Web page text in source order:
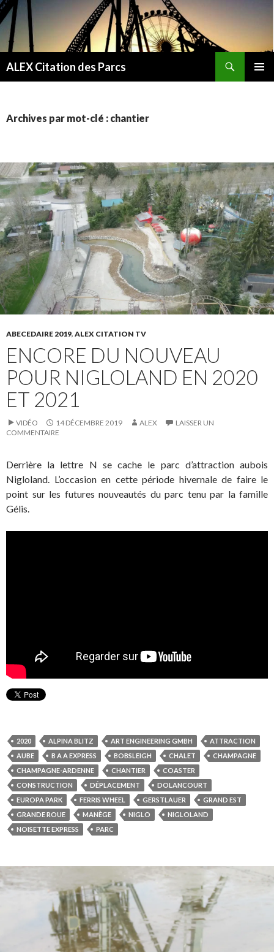
ALEX Citation des Parcs
Archives par mot-clé : chantier
ABECEDAIRE 2019, ALEX CITATION TV
ENCORE DU NOUVEAU
POUR NIGLOLAND EN 2020
ET 2021
VIDÉO 14 DÉCEMBRE 2019 ALEX
LAISSER UN
COMMENTAIRE
Derrière la lettre N se cache le parc d’attraction aubois
Nigloland. L’occasion en cette période hivernale de faire le
point sur les futures nouveautés du parc tenu par la famille
Gélis.
2020 ALPINA BLITZ ART ENGINEERING GMBH
ATTRACTION
AUBE
B A A EXPRESS BOBSLEIGH CHALET
CHAMPAGNE
CHAMPAGNE-ARDENNE
CHANTIER
COASTER
CONSTRUCTION
DÉPLACEMENT
DOLANCOURT
EUROPA PARK
FERRIS WHEEL GERSTLAUER
GRAND EST
GRANDE ROUE
MANÈGE NIGLO
NIGLOLAND
NOISETTE EXPRESS
PARC